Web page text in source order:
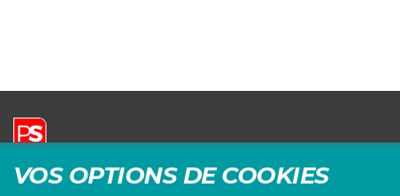
VOS OPTIONS DE COOKIES
Parti Socialiste | Fédération du Brabant wallon